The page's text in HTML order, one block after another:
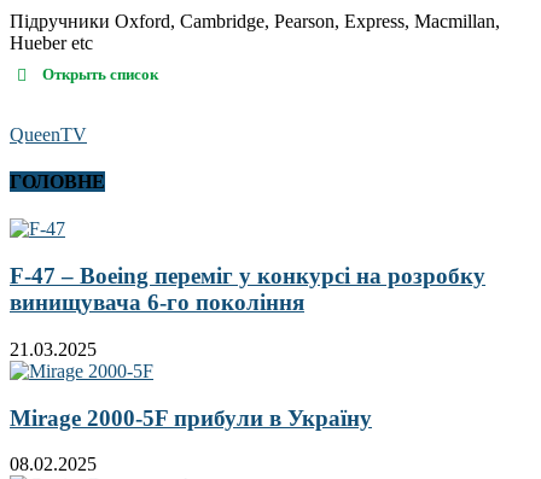
Підручники Oxford, Cambridge, Pearson, Express, Macmillan,
Hueber etc
Открыть список
QueenTV
ГОЛОВНЕ
F-47 – Boeing переміг у конкурсі на розробку
винищувача 6-го покоління
21.03.2025
Mirage 2000-5F прибули в Україну
08.02.2025